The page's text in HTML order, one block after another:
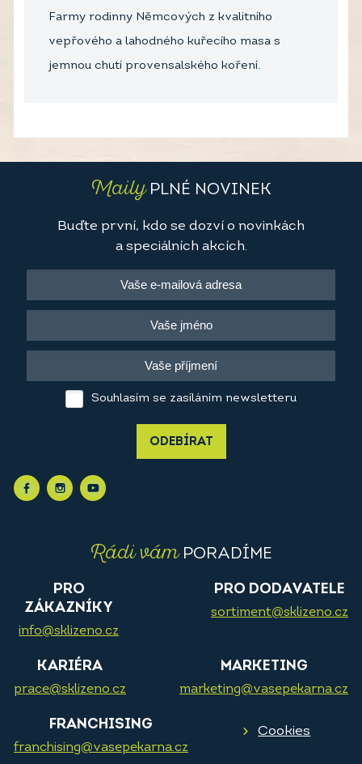
Farmy rodinny Němcových z kvalitního
vepřového a lahodného kuřecího masa s
jemnou chutí provensalského koření.
MailyPLNÉ NOVINEK
Buďte první, kdo se dozví o novinkách
a speciálních akcích.
Souhlasím se zasíláním newsletteru
ODEBÍRAT
Rádi vámPORADÍME
PRO
ZÁKAZNÍKY
info@sklizeno.cz
PRO DODAVATELE
sortiment@sklizeno.cz
KARIÉRA
prace@sklizeno.cz
MARKETING
marketing@vasepekarna.cz
FRANCHISING
franchising@vasepekarna.cz
Cookies